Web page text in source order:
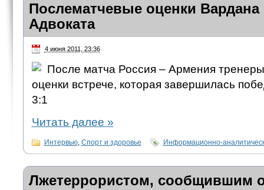
Послематчевые оценки
Адвоката
4 июня 2011, 23:36
После матча Россия – Армения
оценки встрече, которая завершилась
3:1
Читать далее »
Интервью, Спорт и здоровье Информационно-
Лжетеррористом, сообщившим